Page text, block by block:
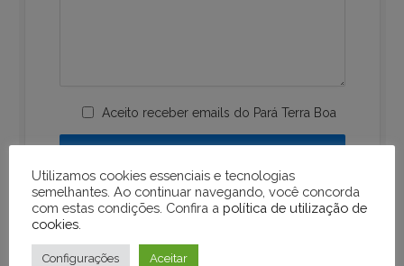
Aceito receber emails do Pará Terra Boa
Utilizamos cookies essenciais e tecnologias
semelhantes. Ao continuar navegando, você concorda
com estas condições. Confira a política de utilização de
cookies
Configurações Aceitar